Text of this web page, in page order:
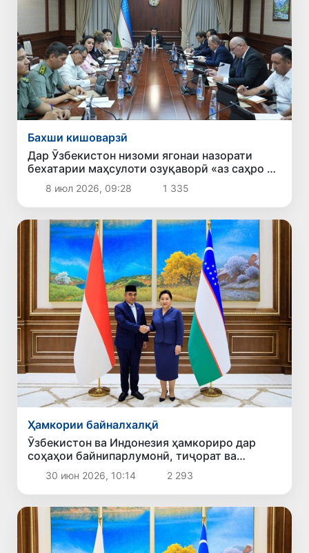
Бахши кишоварзӣ
Дар Ӯзбекистон низоми ягонаи назорати
бехатарии маҳсулоти озуқаворӣ «аз саҳро то
дастархон» ҷорӣ карда мешавад
8 июл 2026, 09:28 1 335
Ҳамкории байналхалқӣ
Ӯзбекистон ва Индонезия ҳамкориро дар
соҳаҳои байнипарлумонӣ, тиҷорат ва
башардӯстӣ густариш медиҳанд
30 июн 2026, 10:14 2 293